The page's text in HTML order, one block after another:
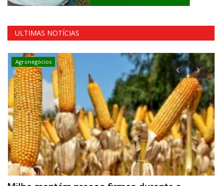
ULTIMAS NOTÍCIAS
Agronegócios